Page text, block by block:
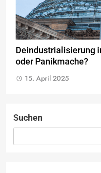
Deindustrialisierung
oder Panikmache?
15. April 2025
Suchen